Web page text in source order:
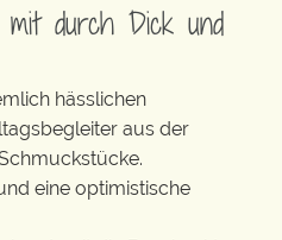
durch Dick und
hässlichen
aus der
eine optimistische